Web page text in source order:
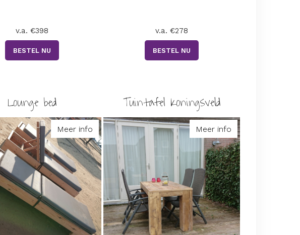
v.a. €398
BESTEL NU
v.a. €278
BESTEL NU
Lounge bed
Meer info
Tuintafel Koningsveld
Meer info